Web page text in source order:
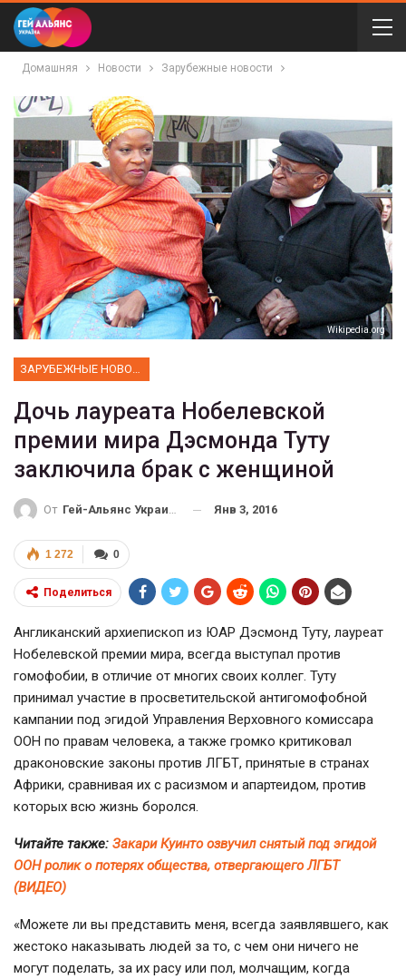
Домашняя Новости Зарубежные новости
Wikipedia.org
Дочь лауреата Нобелевской
премии мира Дэсмонда Туту
заключила брак с женщиной
От Гей-Альянс Украина Янв 3, 2016
0
1 272
Поделиться
Англиканский архиепископ из ЮАР Дэсмонд Туту, лауреат
Нобелевской премии мира, всегда выступал против
гомофобии, в отличие от многих своих коллег. Туту
принимал участие в просветительской антигомофобной
кампании под эгидой Управления Верховного комиссара
ООН по правам человека, а также громко критиковал
драконовские законы против ЛГБТ, принятые в странах
Африки, сравнивая их с расизмом и апартеидом, против
которых всю жизнь боролся.
Читайте также: Закари Куинто озвучил снятый под эгидой
ООН ролик о потерях общества, отвергающего ЛГБТ
(ВИДЕО)
«Можете ли вы представить меня, всегда заявлявшего, как
жестоко наказывать людей за то, с чем они ничего не
могут поделать, за их расу или пол, молчащим, когда